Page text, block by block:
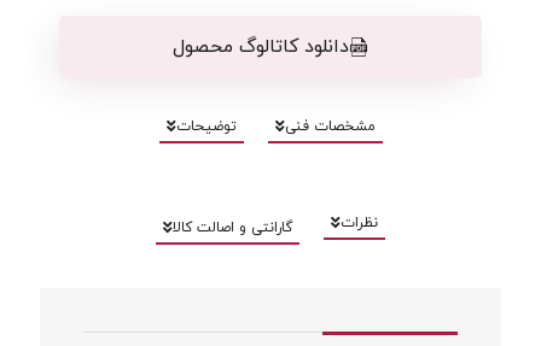
دانلود کاتالوگ محصول
مشخصات فنی توضیحات
نظرات گارانتی و اصالت کالا